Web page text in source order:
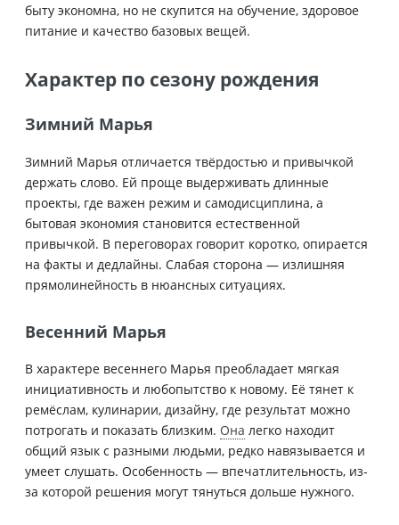
быту экономна, но не скупится на обучение, здоровое
питание и качество базовых вещей.
Характер по сезону рождения
Зимний Марья
Зимний Марья отличается твёрдостью и привычкой
держать слово. Ей проще выдерживать длинные
проекты, где важен режим и самодисциплина, а
бытовая экономия становится естественной
привычкой. В переговорах говорит коротко, опирается
на факты и дедлайны. Слабая сторона — излишняя
прямолинейность в нюансных ситуациях.
Весенний Марья
В характере весеннего Марья преобладает мягкая
инициативность и любопытство к новому. Её тянет к
ремёслам, кулинарии, дизайну, где результат можно
потрогать и показать близким. Она легко находит
общий язык с разными людьми, редко навязывается и
умеет слушать. Особенность — впечатлительность, из-
за которой решения могут тянуться дольше нужного.